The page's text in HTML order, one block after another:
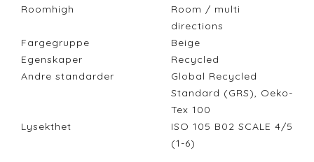
Roomhigh
Room / multi
directions
Fargegruppe
Beige
Egenskaper
Recycled
Andre standarder
Global Recycled
Standard (GRS), Oeko-
Tex 100
Lysekthet
ISO 105 B02 SCALE 4/5
(1-6)